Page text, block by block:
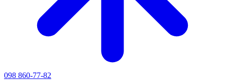
098 860-77-82